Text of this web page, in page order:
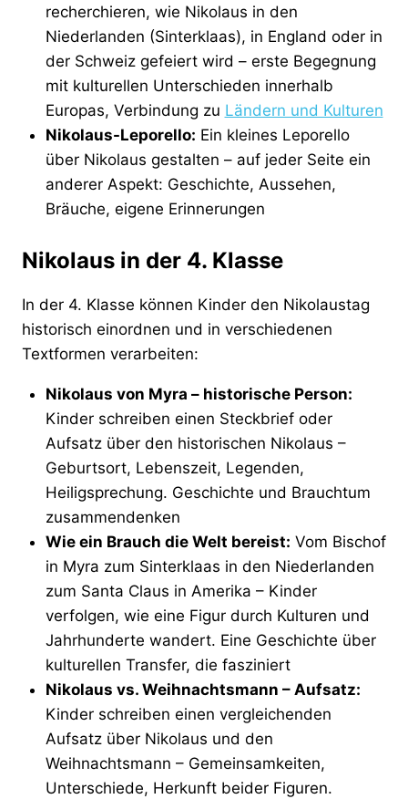
recherchieren, wie Nikolaus in den
Niederlanden (Sinterklaas), in England oder in
der Schweiz gefeiert wird – erste Begegnung
mit kulturellen Unterschieden innerhalb
Europas, Verbindung zu Ländern und Kulturen
Nikolaus-Leporello: Ein kleines Leporello
über Nikolaus gestalten – auf jeder Seite ein
anderer Aspekt: Geschichte, Aussehen,
Bräuche, eigene Erinnerungen
Nikolaus in der 4. Klasse
In der 4. Klasse können Kinder den Nikolaustag
historisch einordnen und in verschiedenen
Textformen verarbeiten:
Nikolaus von Myra – historische Person:
Kinder schreiben einen Steckbrief oder
Aufsatz über den historischen Nikolaus –
Geburtsort, Lebenszeit, Legenden,
Heiligsprechung. Geschichte und Brauchtum
zusammendenken
Wie ein Brauch die Welt bereist: Vom Bischof
in Myra zum Sinterklaas in den Niederlanden
zum Santa Claus in Amerika – Kinder
verfolgen, wie eine Figur durch Kulturen und
Jahrhunderte wandert. Eine Geschichte über
kulturellen Transfer, die fasziniert
Nikolaus vs. Weihnachtsmann – Aufsatz:
Kinder schreiben einen vergleichenden
Aufsatz über Nikolaus und den
Weihnachtsmann – Gemeinsamkeiten,
Unterschiede, Herkunft beider Figuren.